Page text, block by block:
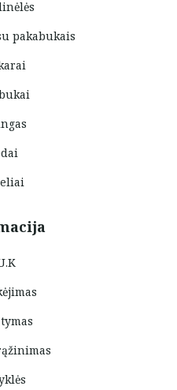
pakabukais